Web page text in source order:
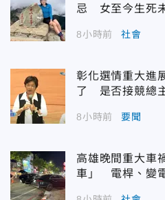
忌 女至今生死
8小時前 社會
彰化選情重大進
了 是否接競總
8小時前 要聞
高雄晚間重大車
車」 電桿、變